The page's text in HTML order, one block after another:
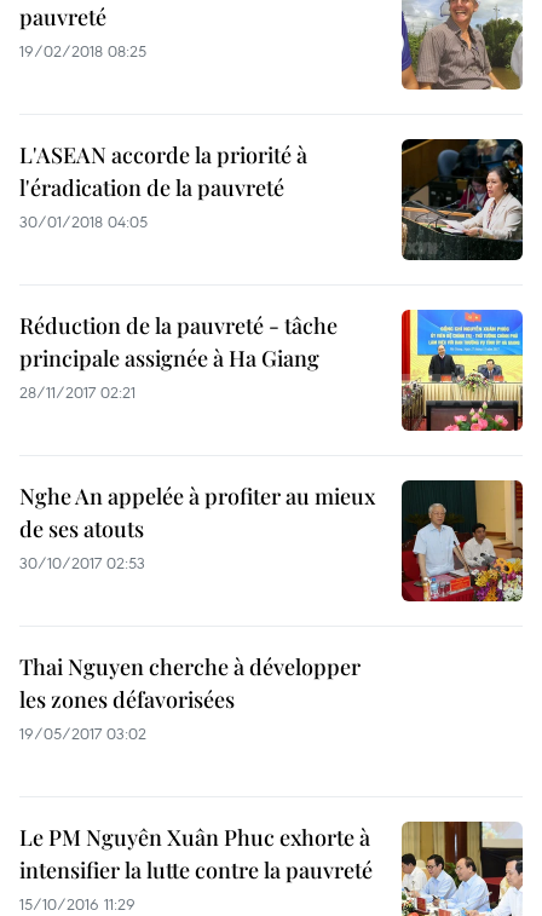
pauvreté
19/02/2018 08:25
L'ASEAN accorde la priorité à
l'éradication de la pauvreté
30/01/2018 04:05
Réduction de la pauvreté - tâche
principale assignée à Ha Giang
28/11/2017 02:21
Nghe An appelée à profiter au mieux
de ses atouts
30/10/2017 02:53
Thai Nguyen cherche à développer
les zones défavorisées
19/05/2017 03:02
Le PM Nguyên Xuân Phuc exhorte à
intensifier la lutte contre la pauvreté
15/10/2016 11:29